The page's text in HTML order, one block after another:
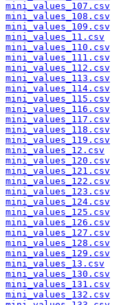
mini_values_107.csv
mini_values_108.csv
mini_values_109.csv
mini_values_11.csv
mini_values_110.csv
mini_values_111.csv
mini_values_112.csv
mini_values_113.csv
mini_values_114.csv
mini_values_115.csv
mini_values_116.csv
mini_values_117.csv
mini_values_118.csv
mini_values_119.csv
mini_values_12.csv
mini_values_120.csv
mini_values_121.csv
mini_values_122.csv
mini_values_123.csv
mini_values_124.csv
mini_values_125.csv
mini_values_126.csv
mini_values_127.csv
mini_values_128.csv
mini_values_129.csv
mini_values_13.csv
mini_values_130.csv
mini_values_131.csv
mini_values_132.csv